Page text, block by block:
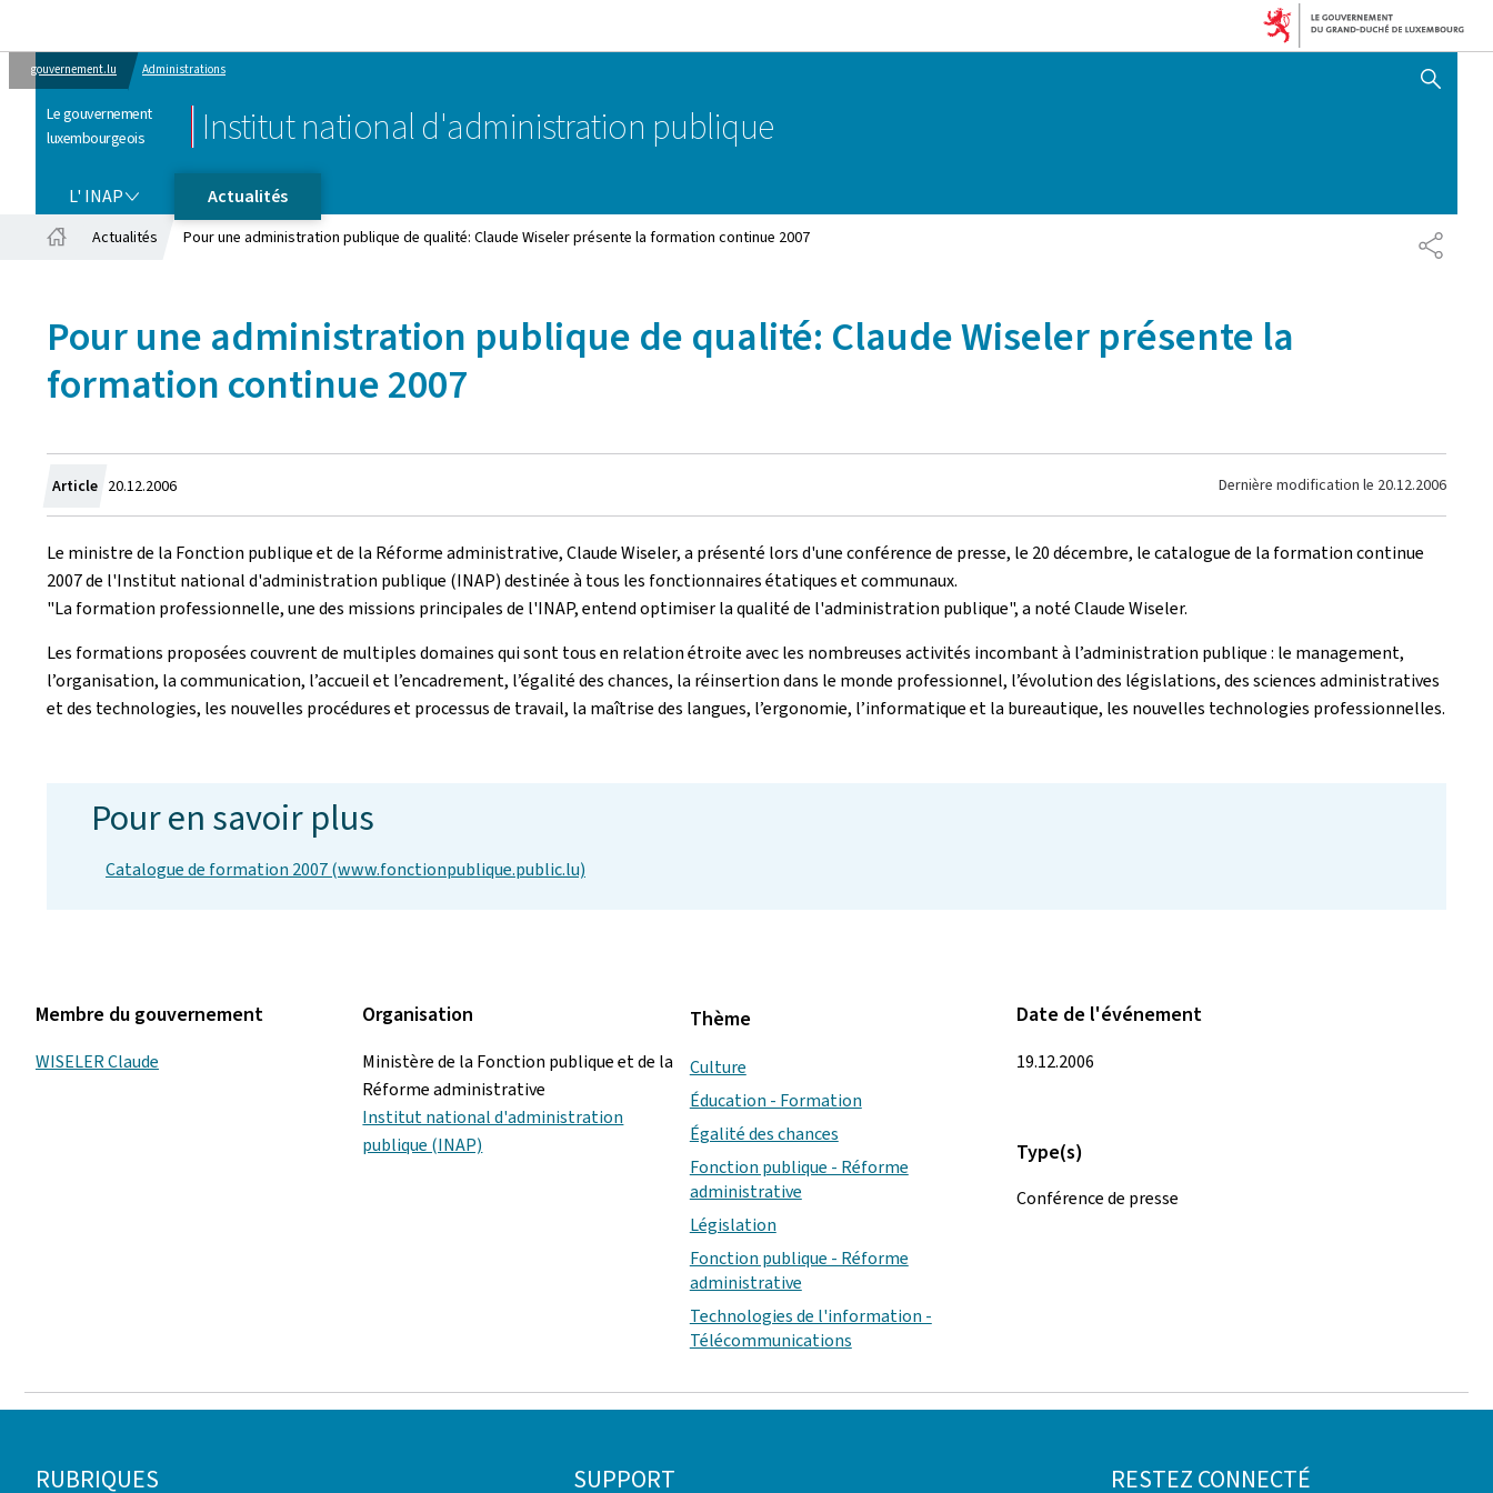
gouvernement.lu Administrations
Le gouvernement
luxembourgeois
Institut national d'administration publique
AFFICHER / MASQUER
L' INAP
Actualités
Actualités Pour une administration publique de qualité: Claude Wiseler présente la formation continue 2007
Pour une administration publique de qualité: Claude Wiseler présente la
formation continue 2007
Article Crée
le
20.12.2006 Dernière modification le 20.12.2006
Le ministre de la Fonction publique et de la Réforme administrative, Claude Wiseler, a présenté lors d'une conférence de presse, le 20 décembre, le catalogue de la formation continue
2007 de l'Institut national d'administration publique (INAP) destinée à tous les fonctionnaires étatiques et communaux.
"La formation professionnelle, une des missions principales de l'INAP, entend optimiser la qualité de l'administration publique", a noté Claude Wiseler.
Les formations proposées couvrent de multiples domaines qui sont tous en relation étroite avec les nombreuses activités incombant à l’administration publique : le management,
l’organisation, la communication, l’accueil et l’encadrement, l’égalité des chances, la réinsertion dans le monde professionnel, l’évolution des législations, des sciences administratives
et des technologies, les nouvelles procédures et processus de travail, la maîtrise des langues, l’ergonomie, l’informatique et la bureautique, les nouvelles technologies professionnelles.
Pour en savoir plus
Catalogue de formation 2007 (www.fonctionpublique.public.lu)
Membre du gouvernement
WISELER Claude
Organisation
Ministère de la Fonction publique et de la
Réforme administrative
Institut national d'administration
publique (INAP)
Thème
Culture
Éducation - Formation
Égalité des chances
Fonction publique - Réforme
administrative
Législation
Fonction publique - Réforme
administrative
Technologies de l'information -
Télécommunications
Date de l'événement
19.12.2006
Type(s)
Conférence de presse
Pied
RUBRIQUES SUPPORT RESTEZ CONNECTÉ